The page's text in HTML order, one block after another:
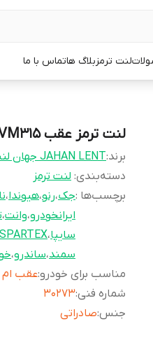
لنت ترمزبلاگ هاتماس با ما
لنت ترمز عقب MVM315 کد 30273 جهان لنت
برند:JAHAN LENT جهان لنت
دسته‌بندی: لنت ترمز
برچسب‌ها :جک،رنو،هیوندا،
ایرانخودرو،وانت،
سایپا،SPARTEX
سمند،ساندرو،
مناسب برای خودرو:عقب ام
شماره فنی:
30273
جنس:صادراتی